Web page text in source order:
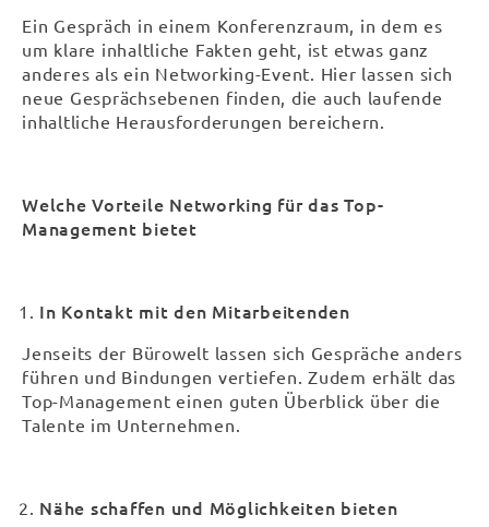
Ein Gespräch in einem Konferenzraum, in dem es
um klare inhaltliche Fakten geht, ist etwas ganz
anderes als ein Networking-Event. Hier lassen sich
neue Gesprächsebenen finden, die auch laufende
inhaltliche Herausforderungen bereichern.
Welche Vorteile Networking für das Top-
Management bietet
In Kontakt mit den Mitarbeitenden
Jenseits der Bürowelt lassen sich Gespräche anders
führen und Bindungen vertiefen. Zudem erhält das
Top-Management einen guten Überblick über die
Talente im Unternehmen.
Nähe schaffen und Möglichkeiten bieten